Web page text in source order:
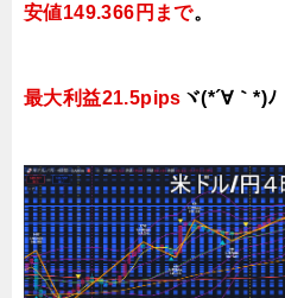
安値149.366円まで。
最大利益21.5pips ヾ(*´∀｀*)ﾉ